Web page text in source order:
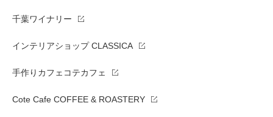
千葉ワイナリー
インテリアショップ CLASSICA
手作りカフェコテカフェ
Cote Cafe COFFEE & ROASTERY